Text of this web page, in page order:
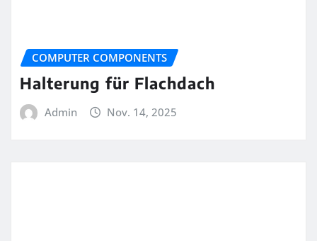
COMPUTER COMPONENTS
Halterung für Flachdach
Admin Nov. 14, 2025